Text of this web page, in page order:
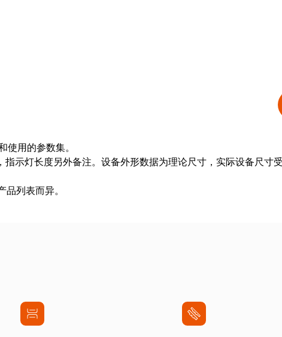
用的参数集。
示灯长度另外备注。设备外形数据为理论尺寸，实际设备尺寸
列表而异。